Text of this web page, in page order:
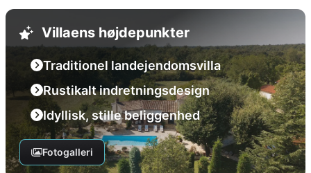
Villaens højdepunkter
Traditionel landejendomsvilla
Rustikalt indretningsdesign
Idyllisk, stille beliggenhed
Fotogalleri